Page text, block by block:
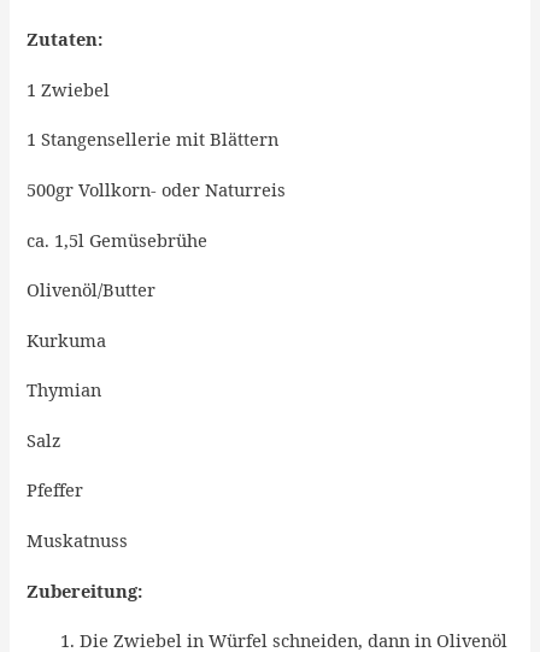
Zutaten:
1 Zwiebel
1 Stangensellerie mit Blättern
500gr Vollkorn- oder Naturreis
ca. 1,5l Gemüsebrühe
Olivenöl/Butter
Kurkuma
Thymian
Salz
Pfeffer
Muskatnuss
Zubereitung:
Die Zwiebel in Würfel schneiden, dann in Olivenöl